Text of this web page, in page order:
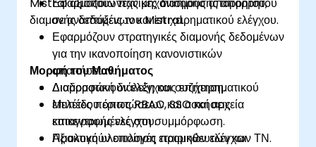
διαμονής δεδομένων και επιχειρηματικού ελέγχου.
σε αναπτύξεις του Mistral.
Εφαρμόζουν στρατηγικές διαμονής δεδομένων
για την ικανοποίηση κανονιστικών
απαιτήσεων.
Διαμορφώνουν ελέγχους επιχειρηματικού
επιπέδου όπως RBAC, SSO και αρχεία
καταγραφής ελέγχου.
Αξιολογούν επιλογές προμηθευτών και
Μορφή του Μαθήματος
Διαδραστική διάλεξη και συζήτηση.
Μελέτες περιπτώσεων και ασκήσεις
επικεντρωμένες στη συμμόρφωση.
Πρακτική υλοποίηση εταιρικών ελέγχων ΤΝ.